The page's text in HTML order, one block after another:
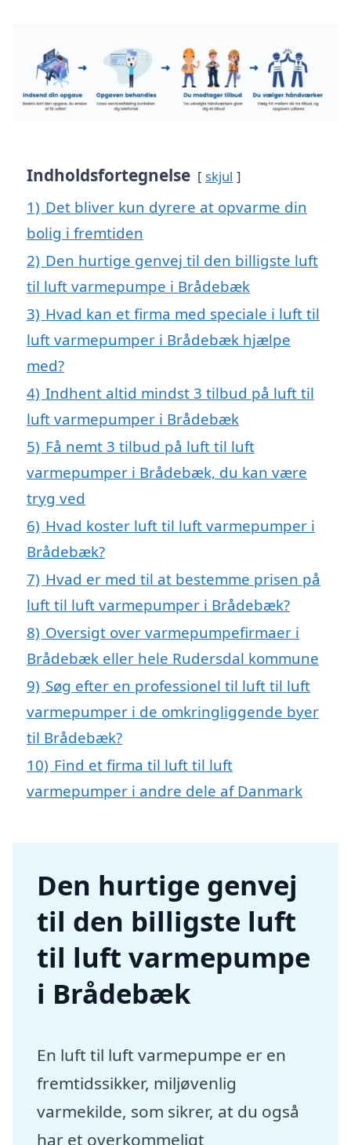
Indholdsfortegnelse skjul
1) Det bliver kun dyrere at opvarme din
bolig i fremtiden
2) Den hurtige genvej til den billigste luft
til luft varmepumpe i Brådebæk
3) Hvad kan et firma med speciale i luft til
luft varmepumper i Brådebæk hjælpe
med?
4) Indhent altid mindst 3 tilbud på luft til
luft varmepumper i Brådebæk
5) Få nemt 3 tilbud på luft til luft
varmepumper i Brådebæk, du kan være
tryg ved
6) Hvad koster luft til luft varmepumper i
Brådebæk?
7) Hvad er med til at bestemme prisen på
luft til luft varmepumper i Brådebæk?
8) Oversigt over varmepumpefirmaer i
Brådebæk eller hele Rudersdal kommune
9) Søg efter en professionel til luft til luft
varmepumper i de omkringliggende byer
til Brådebæk?
10) Find et firma til luft til luft
varmepumper i andre dele af Danmark
Den hurtige genvej
til den billigste luft
til luft varmepumpe
i Brådebæk
En luft til luft varmepumpe er en
fremtidssikker, miljøvenlig
varmekilde, som sikrer, at du også
har et overkommeligt